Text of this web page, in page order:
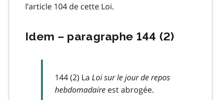
l’article 104 de cette Loi.
Idem – paragraphe 144 (2)
144 (2) La Loi sur le jour de repos
hebdomadaire est abrogée.